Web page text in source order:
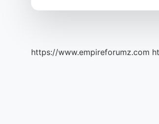
https://www.empireforumz.com